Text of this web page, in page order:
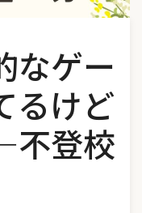
なゲー
るけど
登校